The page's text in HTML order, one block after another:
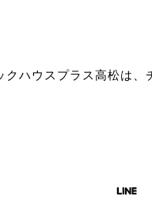
クハウスプラス高松は、